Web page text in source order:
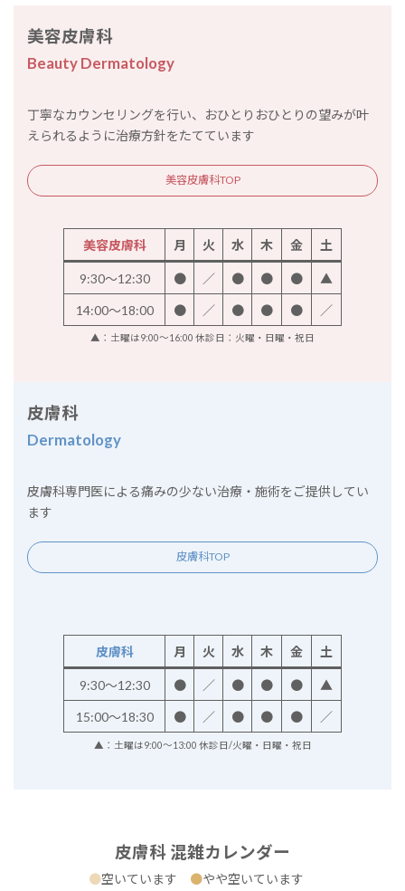
美容皮膚科
Beauty Dermatology
丁寧なカウンセリングを行い、おひとりおひとりの望みが叶
えられるように治療方針をたてています
美容皮膚科TOP
美容皮膚科 月 火 水 木 金 土
9:30～12:30 ● ／ ● ● ● ▲
14:00～18:00 ● ／ ● ● ● ／
▲：土曜は9:00～16:00 休診日：火曜・日曜・祝日
皮膚科
Dermatology
皮膚科専門医による痛みの少ない治療・施術をご提供してい
ます
皮膚科TOP
皮膚科 月 火 水 木 金 土
9:30～12:30 ● ／ ● ● ● ▲
15:00～18:30 ● ／ ● ● ● ／
▲：土曜は9:00～13:00 休診日/火曜・日曜・祝日
皮膚科 混雑カレンダー
●空いています ●やや空いています